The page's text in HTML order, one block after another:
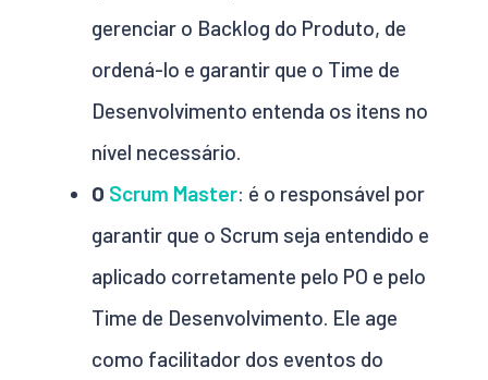
gerenciar o Backlog do Produto, de
ordená-lo e garantir que o Time de
Desenvolvimento entenda os itens no
nível necessário.
O Scrum Master: é o responsável por
garantir que o Scrum seja entendido e
aplicado corretamente pelo PO e pelo
Time de Desenvolvimento. Ele age
como facilitador dos eventos do